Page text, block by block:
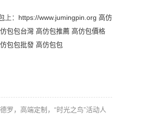
上： https://www.jumingpin.org 高仿
包包台灣 高仿包推薦 高仿包價格
包包批發 高仿包包
罗，高端定制，“时光之鸟”活动人